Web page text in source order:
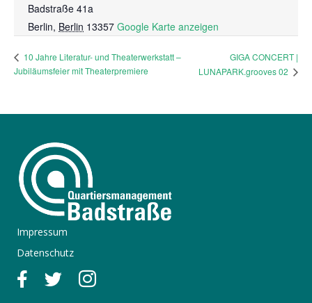
Badstraße 41a
Berlin, Berlin 13357 Google Karte anzeigen
10 Jahre Literatur- und Theaterwerkstatt –
Jubiläumsfeier mit Theaterpremiere
GIGA CONCERT |
LUNAPARK.grooves 02
Impressum
Datenschutz